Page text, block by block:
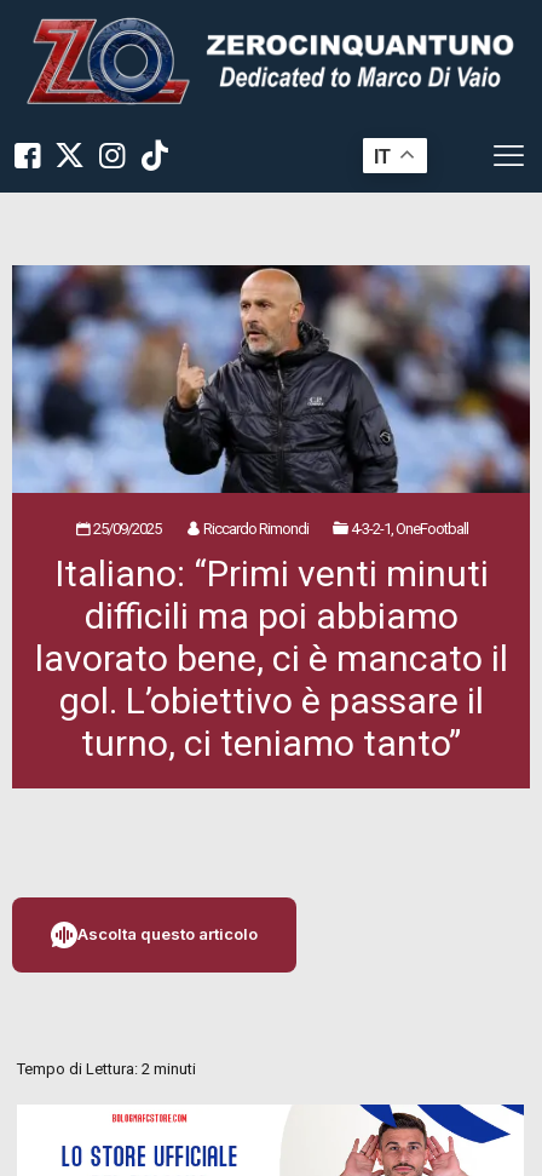
IT
25/09/2025 Riccardo Rimondi 4-3-2-1, OneFootball
Italiano: “Primi venti minuti
difficili ma poi abbiamo
lavorato bene, ci è mancato il
gol. L’obiettivo è passare il
turno, ci teniamo tanto”
Ascolta questo articolo
Tempo di Lettura:2 minuti